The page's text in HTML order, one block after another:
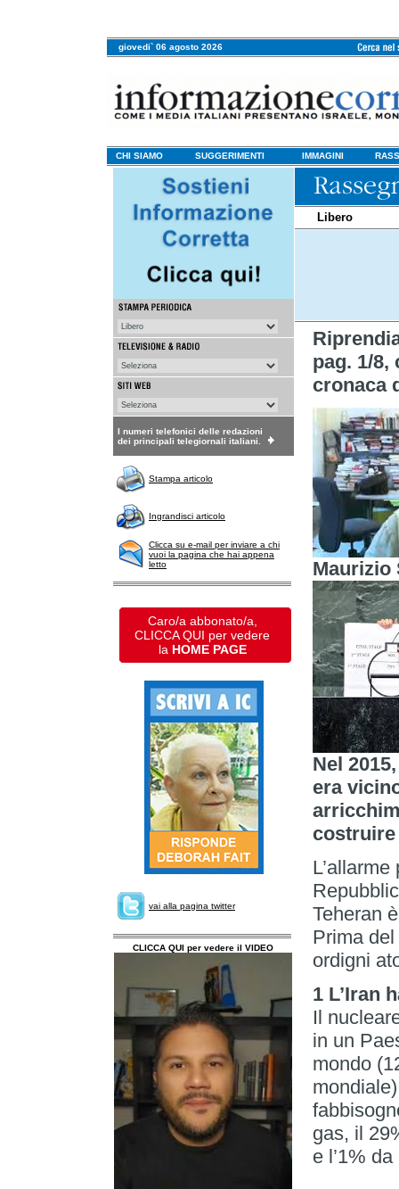
giovedi` 06 agosto 2026
CHI SIAMO SUGGERIMENTI IMMAGINI
I numeri telefonici delle redazioni
dei principali telegiornali italiani.
Stampa articolo
Ingrandisci articolo
Clicca su e-mail per inviare a chi
vuoi la pagina che hai appena
letto
Caro/a abbonato/a,
CLICCA QUI per vedere
la HOME PAGE
vai alla pagina twitter
CLICCA QUI per vedere il VIDEO
Libero
pag. 1/8,
cronaca
Maurizio
Nel
era
costruire
Teheran
Prima
ordigni
1 L’Iran
Il
in un
mondo
gas, il
e l’1%